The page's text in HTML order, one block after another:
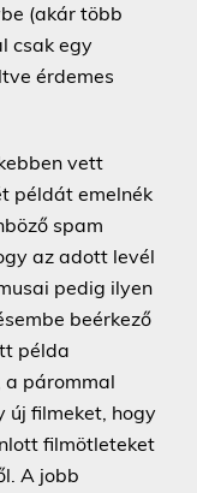
(akár több
csak egy
érdemes
vett
példát emelnék
spam
az adott levél
pedig ilyen
beérkező
példa
párommal
új filmeket, hogy
filmötleteket
A jobb